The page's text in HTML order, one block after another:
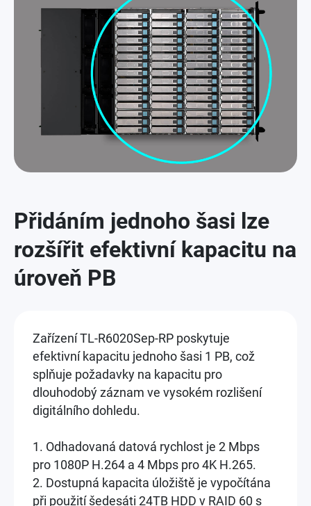
Přidáním jednoho šasi lze
rozšířit efektivní kapacitu na
úroveň PB
Zařízení TL-R6020Sep-RP poskytuje
efektivní kapacitu jednoho šasi 1 PB, což
splňuje požadavky na kapacitu pro
dlouhodobý záznam ve vysokém rozlišení
digitálního dohledu.
1. Odhadovaná datová rychlost je 2 Mbps
pro 1080P H.264 a 4 Mbps pro 4K H.265.
2. Dostupná kapacita úložiště je vypočítána
při použití šedesáti 24TB HDD v RAID 60 s